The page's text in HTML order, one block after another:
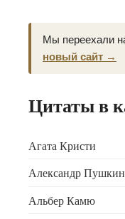
Мы переехали
новый сайт →
Цитаты в
Агата Кристи
Александр Пушкин
Альбер Камю